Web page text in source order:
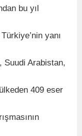
bu yıl
yanı
Suudi Arabistan,
409 eser